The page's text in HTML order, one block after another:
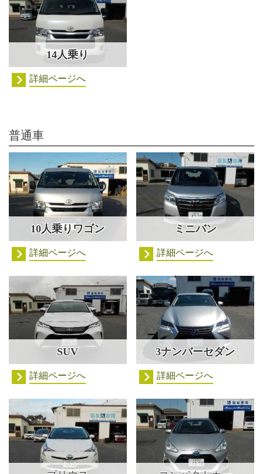
14人乗り
詳細ページへ
普通車
10人乗りワゴン
詳細ページへ
ミニバン
詳細ページへ
SUV
詳細ページへ
3ナンバーセダン
詳細ページへ